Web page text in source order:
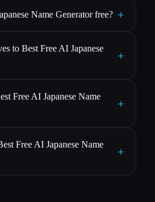
Name Generator free? +
to Best Free AI Japanese
+
Free AI Japanese Name
+
Free AI Japanese Name
+